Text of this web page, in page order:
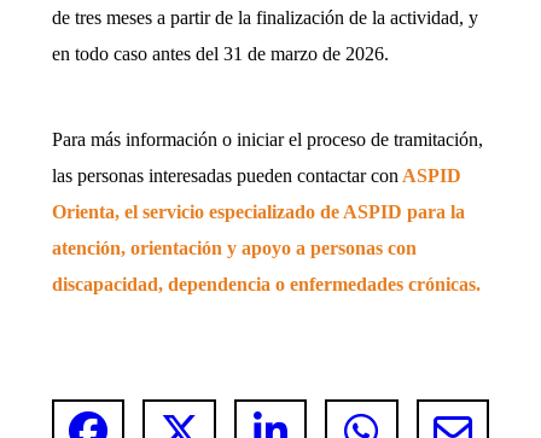
de tres meses a partir de la finalización de la actividad, y
en todo caso antes del 31 de marzo de 2026.
Para más información o iniciar el proceso de tramitación,
las personas interesadas pueden contactar con ASPID
Orienta, el servicio especializado de ASPID para la
atención, orientación y apoyo a personas con
discapacidad, dependencia o enfermedades crónicas.